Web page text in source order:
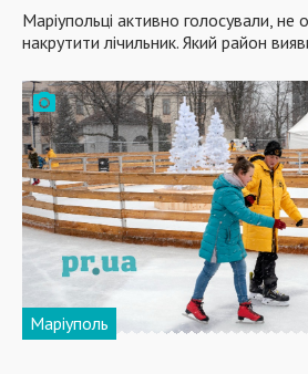
Маріупольці активно голосували, не
накрутити лічильник. Який район
Маріуполь